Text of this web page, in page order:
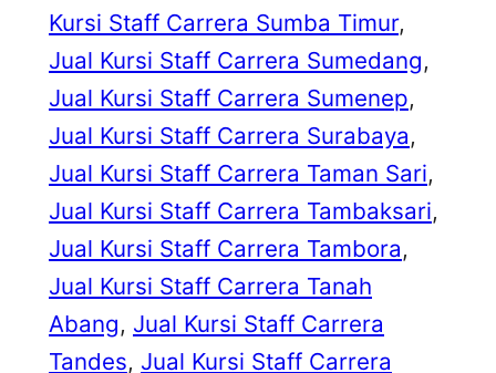
Kursi Staff Carrera Sumba Timur
Jual Kursi Staff Carrera Sumedang
Jual Kursi Staff Carrera Sumenep
Jual Kursi Staff Carrera Surabaya
Jual Kursi Staff Carrera Taman Sari
Jual Kursi Staff Carrera Tambaksari
Jual Kursi Staff Carrera Tambora
Jual Kursi Staff Carrera Tanah
Abang, Jual Kursi Staff Carrera
Tandes, Jual Kursi Staff Carrera